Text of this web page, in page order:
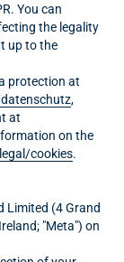
You can
the legality
up to the
protection at
,
at
on the
cookies.
Limited (4 Grand
"Meta") on